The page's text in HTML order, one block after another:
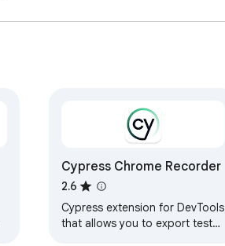
Cypress Chrome Recorder
2.6
Cypress extension for DevTools
that allows you to export tests